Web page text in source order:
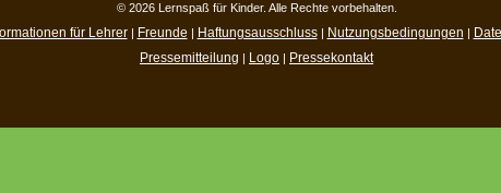
© 2026 Lernspaß für Kinder. Alle Rechte vorbehalten.
für Lehrer| Freunde | Haftungsausschluss| Nutzungsbedingungen |
Pressemitteilung | Logo | Pressekontakt